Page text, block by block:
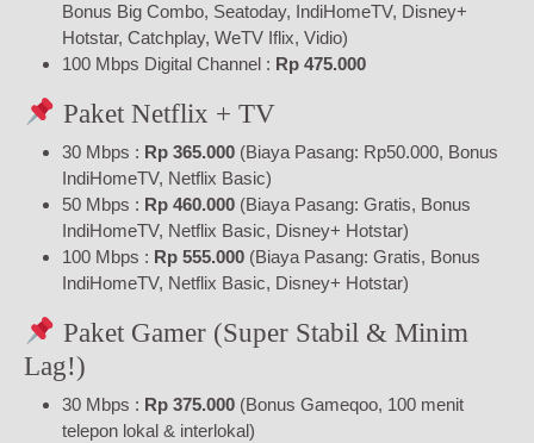
Bonus Big Combo, Seatoday, IndiHomeTV, Disney+
Hotstar, Catchplay, WeTV Iflix, Vidio)
100 Mbps Digital Channel : Rp 475.000
Paket Netflix + TV
30 Mbps : Rp 365.000 (Biaya Pasang: Rp50.000, Bonus
IndiHomeTV, Netflix Basic)
50 Mbps : Rp 460.000 (Biaya Pasang: Gratis, Bonus
IndiHomeTV, Netflix Basic, Disney+ Hotstar)
100 Mbps : Rp 555.000 (Biaya Pasang: Gratis, Bonus
IndiHomeTV, Netflix Basic, Disney+ Hotstar)
Paket Gamer (Super Stabil & Minim
Lag!)
30 Mbps : Rp 375.000 (Bonus Gameqoo, 100 menit
telepon lokal & interlokal)